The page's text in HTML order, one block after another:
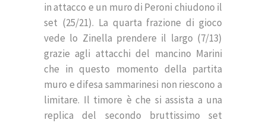
in attacco e un muro di Peroni chiudono il
set (25/21). La quarta frazione di gioco
vede lo Zinella prendere il largo (7/13)
grazie agli attacchi del mancino Marini
che in questo momento della partita
muro e difesa sammarinesi non riescono a
limitare. Il timore è che si assista a una
replica del secondo bruttissimo set